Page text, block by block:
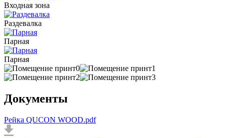
Входная зона
Раздевалка
Парная
Парная
Документы
Рейка QUCON WOOD.pdf